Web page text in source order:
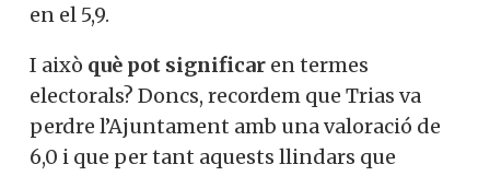
en el 5,9.
I això què pot significar en termes
electorals? Doncs, recordem que Trias va
perdre l’Ajuntament amb una valoració de
6,0 i que per tant aquests llindars que